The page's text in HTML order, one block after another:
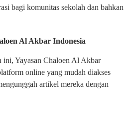
bagi komunitas sekolah dan bahkan
Al Akbar Indonesia
Yayasan Chaloen Al Akbar
online yang mudah diakses
artikel mereka dengan